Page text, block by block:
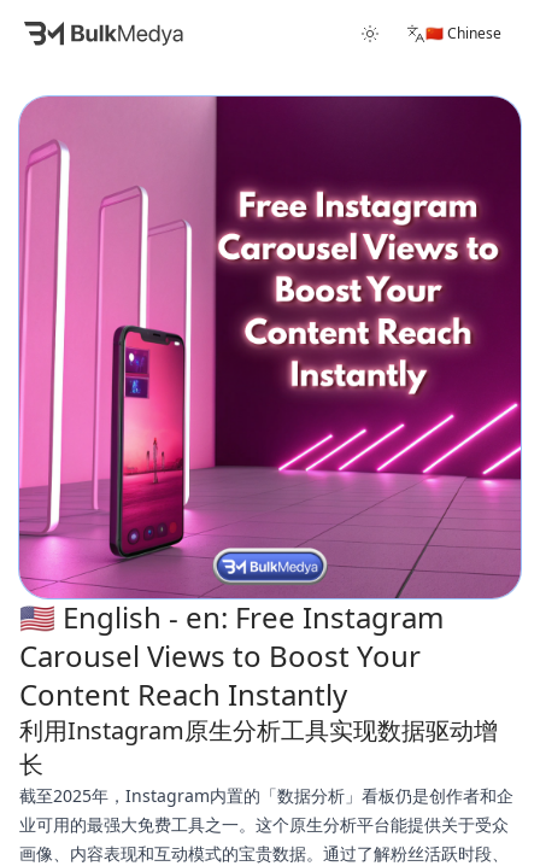
🇨🇳 Chinese
🇺🇸 English - en: Free Instagram
Carousel Views to Boost Your
Content Reach Instantly
利用Instagram原生分析工具实现数据驱动增
长
截至2025年，Instagram内置的「数据分析」看板仍是创作者和企
业可用的最强大免费工具之一。这个原生分析平台能提供关于受众
画像、内容表现和互动模式的宝贵数据。通过了解粉丝活跃时段、